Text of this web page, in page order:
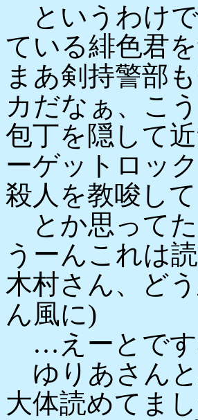
というわけで
ている緋色君
まあ剣持警部
カだなぁ、こ
包丁を隠して
ーゲットロッ
殺人を教唆し
とか思ってた
うーんこれは
木村さん、ど
ん風に)
…えーとです
ゆりあさんと
大体読めてま